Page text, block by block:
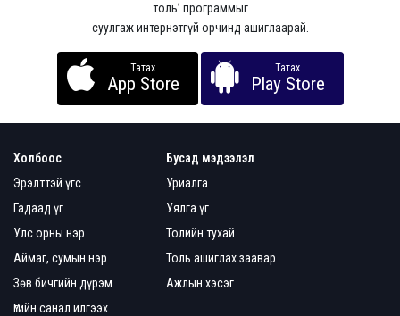
толь’ программыг
суулгаж интернэтгүй орчинд ашиглаарай.
Татах
App Store
Татах
Play Store
Холбоос
Эрэлттэй үгс
Гадаад үг
Улс орны нэр
Аймаг, сумын нэр
Зөв бичгийн дүрэм
Үгийн санал илгээх
Бусад мэдээлэл
Уриалга
Уялга үг
Толийн тухай
Толь ашиглах заавар
Ажлын хэсэг